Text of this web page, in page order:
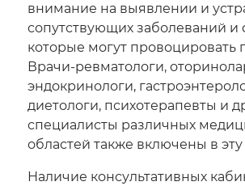
внимание на выявлении и
сопутствующих заболеваний и
которые могут провоцировать
Врачи-ревматологи,
эндокринологи,
диетологи, психотерапевты и
специалисты различных
областей также включены в
Наличие консультативных